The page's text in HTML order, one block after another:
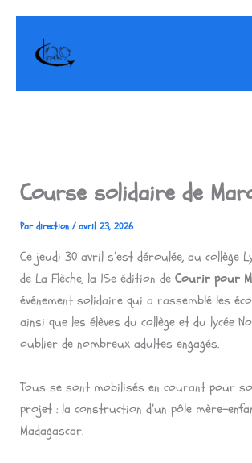
contenu
Course solidaire de
Pardirection/avril 23, 2026
Ce jeudi 30 avril s’est déroulée, au collège
de La Flèche, la 15e édition deCourir pour
événement solidaire qui a rassemblé les
ainsi que les élèves du collège et du lycée
oublier de nombreux adultes engagés.
Tous se sont mobilisés en courant pour
projet : la construction d’un pôle mère-
Madagascar.